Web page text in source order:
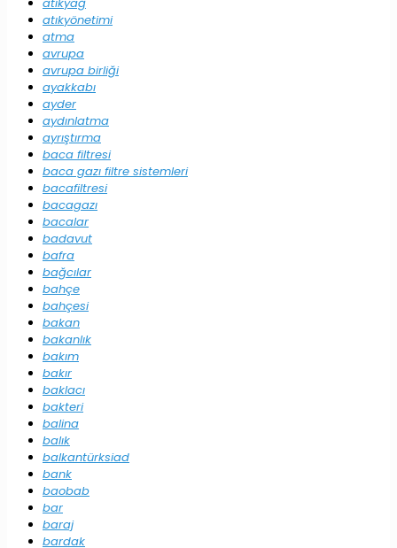
atıkyönetimi
atma
avrupa
avrupa birliği
ayakkabı
ayder
aydınlatma
ayrıştırma
baca filtresi
baca gazı filtre sistemleri
bacafiltresi
bacagazı
bacalar
badavut
bafra
bağcılar
bahçe
bahçesi
bakan
bakanlık
bakım
bakır
baklacı
bakteri
balina
balık
balkantürksiad
bank
baobab
bar
baraj
bardak